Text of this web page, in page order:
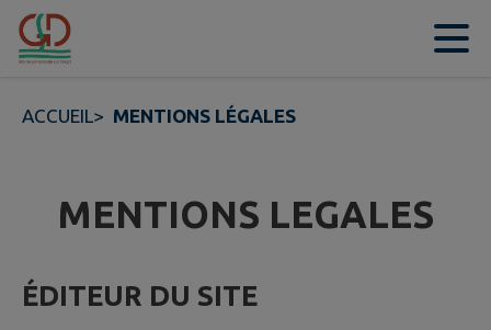
Contenu
ACCUEIL> MENTIONS LÉGALES
MENTIONS LEGALES
ÉDITEUR DU SITE